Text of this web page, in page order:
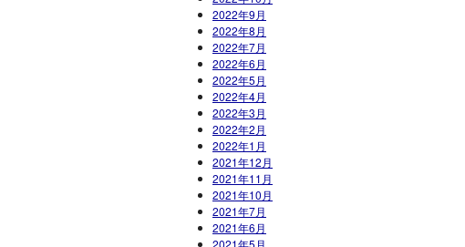
2022年9月
2022年8月
2022年7月
2022年6月
2022年5月
2022年4月
2022年3月
2022年2月
2022年1月
2021年12月
2021年11月
2021年10月
2021年7月
2021年6月
2021年5月